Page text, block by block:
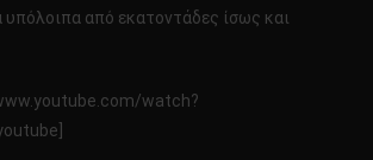
από εκατοντάδες ίσως και
watch?